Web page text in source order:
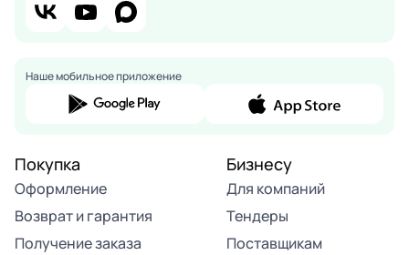
Наше мобильное приложение
Покупка
Оформление
Возврат и гарантия
Получение заказа
Бизнесу
Для компаний
Тендеры
Поставщикам